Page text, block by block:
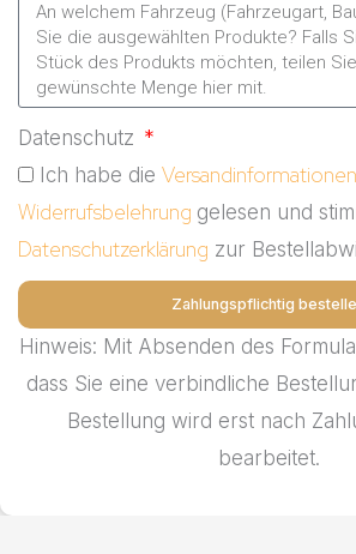
Datenschutz
Ich habe die Versandinformationen
Widerrufsbelehrung gelesen und
Datenschutzerklärung zur
Zahlungspflichtig
Hinweis: Mit Absenden des
dass Sie eine verbindliche
Bestellung wird erst nach
bearbeitet.